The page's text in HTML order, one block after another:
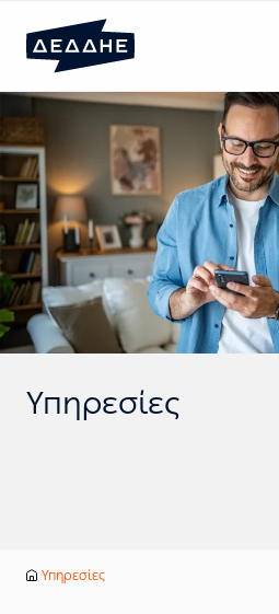
Υπηρεσίες
Αρχική
Υπηρεσίες